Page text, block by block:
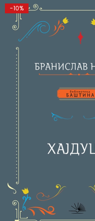
-10%